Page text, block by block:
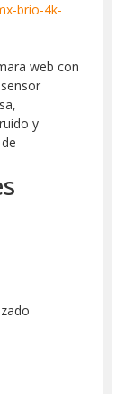
brio-4k-
web con
y